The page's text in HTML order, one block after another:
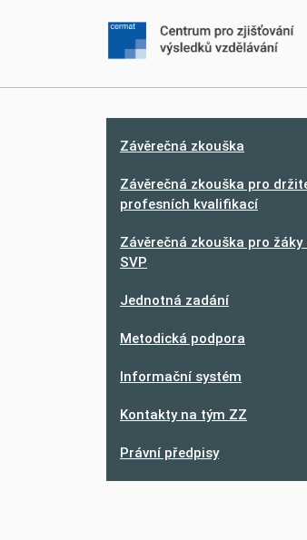
Závěrečná zkouška
Závěrečná zkouška pro
profesních kvalifikací
Závěrečná zkouška pro žáky
SVP
Jednotná zadání
Metodická podpora
Informační systém
Kontakty na tým ZZ
Právní předpisy